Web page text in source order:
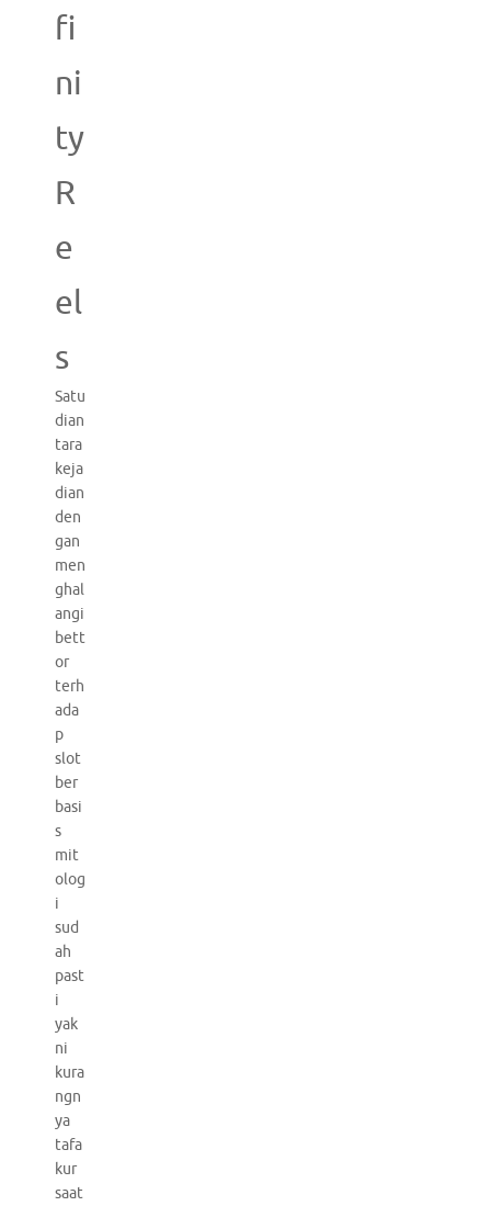
fi
ni
ty
R
e
el
s
Satu
dian
tara
keja
dian
den
gan
men
ghal
angi
bett
or
terh
ada
p
slot
ber
basi
s
mit
olog
i
sud
ah
past
i
yak
ni
kura
ngn
ya
tafa
kur
saat